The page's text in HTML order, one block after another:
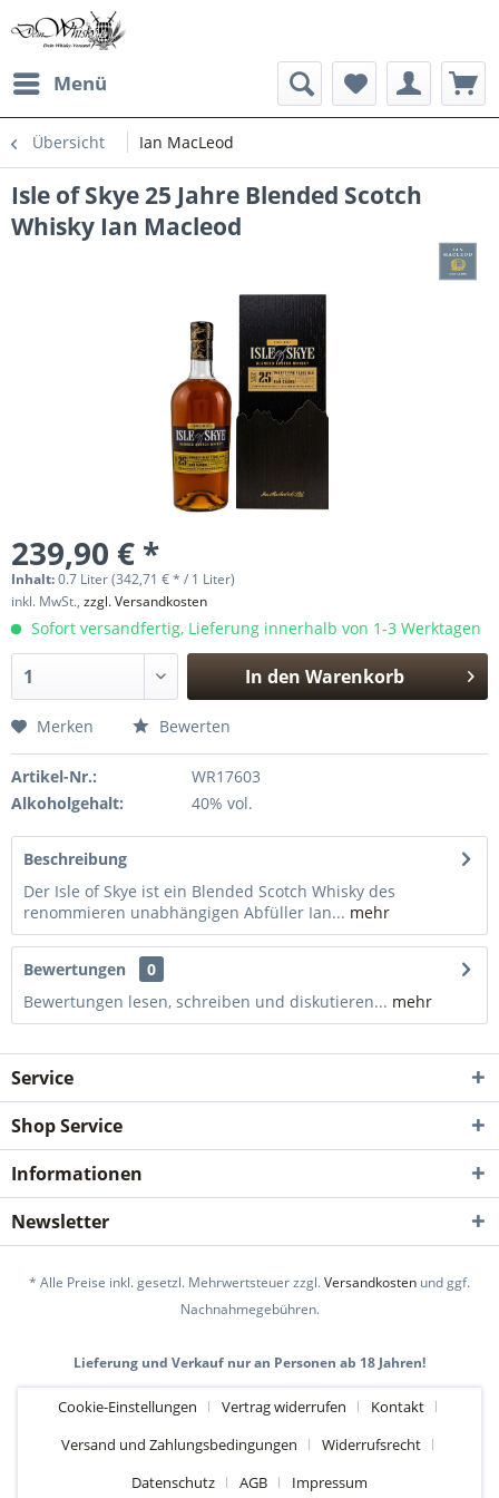
Menü
Übersicht Ian MacLeod
Isle of Skye 25 Jahre Blended Scotch
Whisky Ian Macleod
239,90 € *
Inhalt:0.7 Liter (342,71 € * / 1 Liter)
inkl. MwSt., zzgl. Versandkosten
Sofort versandfertig, Lieferung innerhalb von 1-3 Werktagen
In den Warenkorb
Merken Bewerten
Artikel-Nr.:
WR17603
Alkoholgehalt:
40% vol.
Beschreibung
Der Isle of Skye ist ein Blended Scotch Whisky des
renommieren unabhängigen Abfüller Ian... mehr
Bewertungen
0
Bewertungen lesen, schreiben und diskutieren... mehr
Service
Shop Service
Informationen
Newsletter
* Alle Preise inkl. gesetzl. Mehrwertsteuer zzgl.Versandkosten und ggf.
Nachnahmegebühren.
Lieferung und Verkauf nur an Personen ab 18 Jahren!
Cookie-Einstellungen Vertrag widerrufen
Kontakt
Versand und Zahlungsbedingungen
Widerrufsrecht
Datenschutz
AGB Impressum